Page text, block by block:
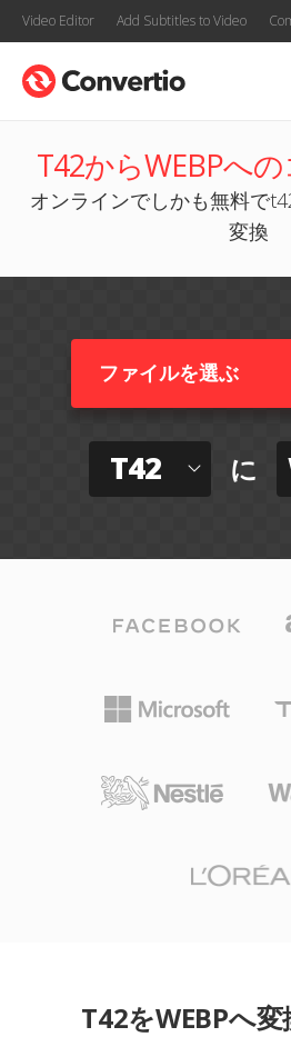
Video Editor Add Subtitles to Video
T42からWEBPへ
オンラインでしかも無料で
変換
ファイルを選ぶ
T42 に
T42をWEBPへ